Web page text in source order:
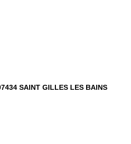
SAINT GILLES LES BAINS